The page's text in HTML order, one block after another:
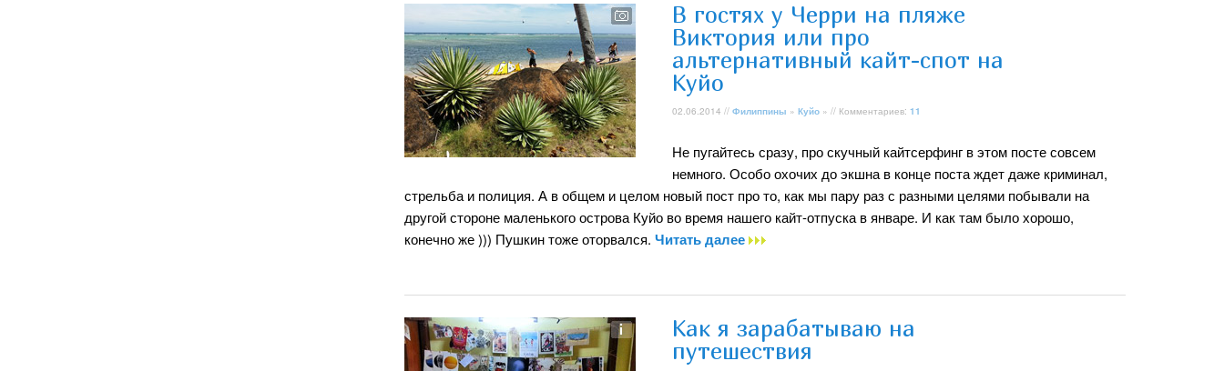
В гостях у Черри на пляже
Виктория или про
альтернативный кайт-спот на
Куйо
02.06.2014 // Филиппины » Куйо » // Комментариев: 11
Не пугайтесь сразу, про скучный кайтсерфинг в этом посте совсем
немного. Особо охочих до экшна в конце поста ждет даже криминал,
стрельба и полиция. А в общем и целом новый пост про то, как мы пару раз с разными целями побывали на
другой стороне маленького острова Куйо во время нашего кайт-отпуска в январе. И как там было хорошо,
конечно же ))) Пушкин тоже оторвался. Читать далее
Как я зарабатываю на
путешествия